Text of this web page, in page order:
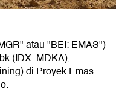
atau "BEI: EMAS")
(IDX: MDKA),
di Proyek Emas